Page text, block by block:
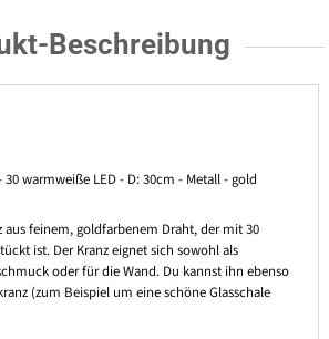
Beschreibung
30 warmweiße LED - D: 30cm - Metall - gold
aus feinem, goldfarbenem Draht, der mit 30
ist. Der Kranz eignet sich sowohl als
oder für die Wand. Du kannst ihn ebenso
(zum Beispiel um eine schöne Glasschale